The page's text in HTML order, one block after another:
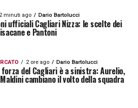
minuti ago Dario Bartolucci
ufficiali Cagliari Nizza: le scelte dei
e Pantoni
2 ore ago Dario Bartolucci
forza del Cagliari è a sinistra: Aurelio,
cambiano il volto della squadra